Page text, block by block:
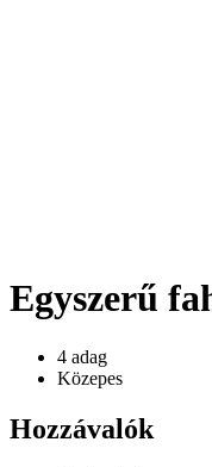
Egyszerű
4 adag
Közepes
Hozzávalók